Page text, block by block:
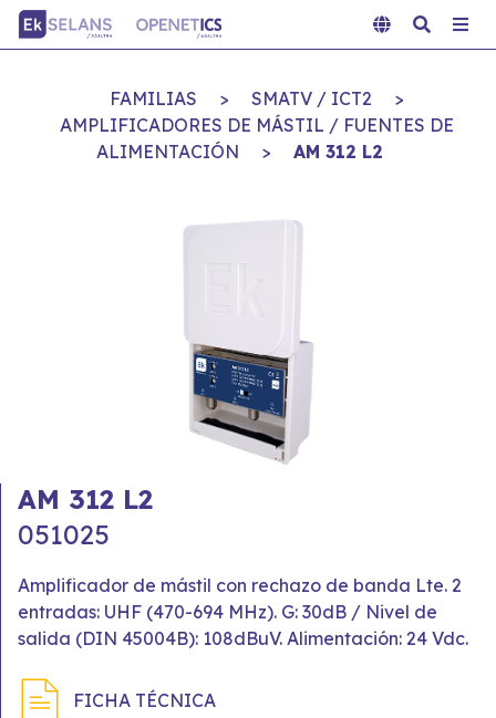
FAMILIAS > SMATV / ICT2
>
AMPLIFICADORES DE MÁSTIL / FUENTES DE
ALIMENTACIÓN
> AM 312 L2
AM 312 L2
051025
Amplificador de mástil con rechazo de banda Lte. 2
entradas: UHF (470-694 MHz). G: 30dB / Nivel de
salida (DIN 45004B): 108dBuV. Alimentación: 24 Vdc.
FICHA TÉCNICA